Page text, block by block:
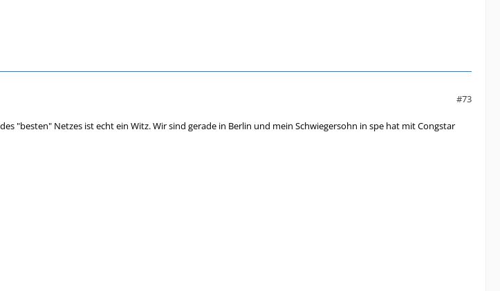
#73
"besten" Netzes ist echt ein Witz. Wir sind gerade in Berlin und mein Schwiegersohn in spe hat mit Congstar